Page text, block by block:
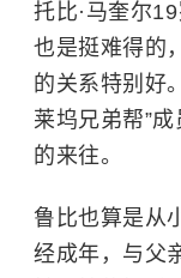
托比·马奎尔19
也是挺难得的
的关系特别好
莱坞兄弟帮”
的来往。
鲁比也算是从
经成年，与父